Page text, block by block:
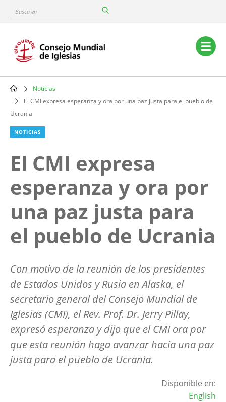
content
Busca
Main
navigation
Breadcrumb
Noticias
El CMI expresa esperanza y ora por una paz justa para el pueblo de
Ucrania
NOTICIAS
El CMI expresa
esperanza y ora por
una paz justa para
el pueblo de Ucrania
Con motivo de la reunión de los presidentes
de Estados Unidos y Rusia en Alaska, el
secretario general del Consejo Mundial de
Iglesias (CMI), el Rev. Prof. Dr. Jerry Pillay,
expresó esperanza y dijo que el CMI ora por
que esta reunión haga avanzar hacia una paz
justa para el pueblo de Ucrania.
Disponible en:
English